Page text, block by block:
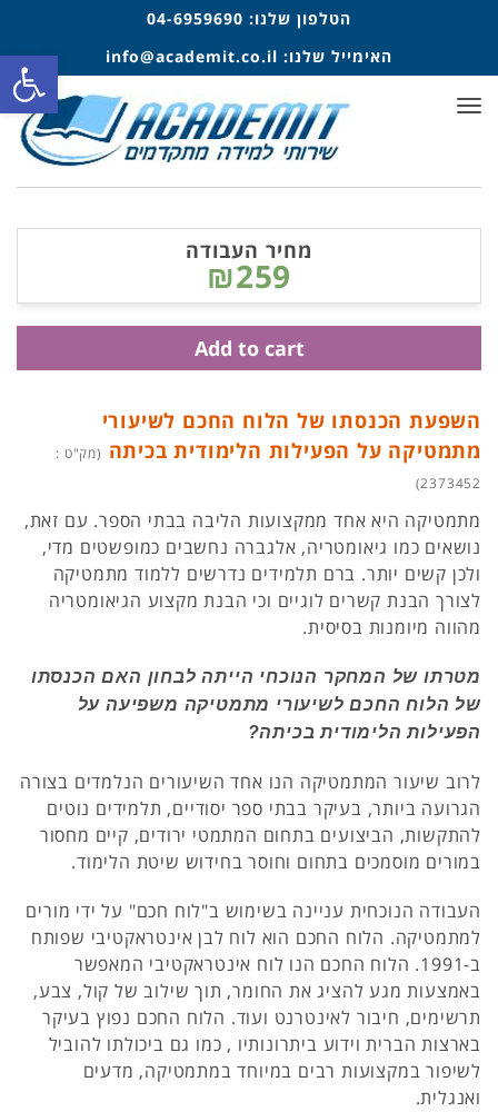
הטלפון שלנו: 04-6959690
האימייל שלנו: info@academit.co.il
תפריט
השפעת הכנסתו של הלוח החכם לשיעורי
מתמטיקה על הפעילות הלימודית בכיתה (מק"ט :
2373452)
מתמטיקה היא אחד ממקצועות הליבה בבתי הספר. עם זאת,
נושאים כמו גיאומטריה, אלגברה נחשבים כמופשטים מדי,
ולכן קשים יותר. ברם תלמידים נדרשים ללמוד מתמטיקה
לצורך הבנת קשרים לוגיים וכי הבנת מקצוע הגיאומטריה
מהווה מיומנות בסיסית.
מטרתו של המחקר הנוכחי הייתה לבחון האם הכנסתו
של הלוח החכם לשיעורי מתמטיקה משפיעה על
הפעילות הלימודית בכיתה?
לרוב שיעור המתמטיקה הנו אחד השיעורים הנלמדים בצורה
הגרועה ביותר, בעיקר בבתי ספר יסודיים, תלמידים נוטים
להתקשות, הביצועים בתחום המתמטי ירודים, קיים מחסור
במורים מוסמכים בתחום וחוסר בחידוש שיטת הלימוד.
העבודה הנוכחית עניינה בשימוש ב"לוח חכם" על ידי מורים
למתמטיקה. הלוח החכם הוא לוח לבן אינטראקטיבי שפותח
ב-1991. הלוח החכם הנו לוח אינטראקטיבי המאפשר
באמצעות מגע להציג את החומר, תוך שילוב של קול, צבע,
תרשימים, חיבור לאינטרנט ועוד. הלוח החכם נפוץ בעיקר
בארצות הברית וידוע ביתרונותיו , כמו גם ביכולתו להוביל
לשיפור במקצועות רבים במיוחד במתמטיקה, מדעים
ואנגלית.
מחיר העבודה
₪259
Add to cart
פתח